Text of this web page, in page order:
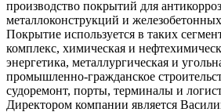
производство покрытий для
металлоконструкций и
Покрытие используется в таких
комплекс, химическая и
энергетика, металлургическая и
промышленно-гражданское
судоремонт, порты, терминалы и
Директором компании является